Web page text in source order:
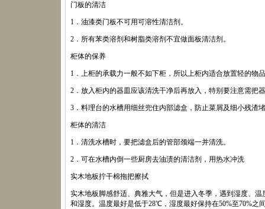
门板的清洁
1．油漆类门板不可用可溶性清洁剂。
2．所有苯类溶剂和树脂类溶剂不宜做面板清洁剂。
柜体的保养
1．上柜的承载力一般不如下柜，所以上柜内适合放置轻的物
2．放入柜内的器皿应该清洗干净后再放入，特别要注意需把
3．料理台的水槽用细丝兜住内部滤盒，防止菜屑及细小残渣
柜体的清洁
1．清洗水槽时，要把滤盒后的管部颈端一并清洗。
2．可在水槽内倒一些厨房去油渍的清洁剂，用热水冲洗
实木地板拧干棉拖把擦拭
实木地板脚感舒适、典雅大气，但是进入冬季，遇到湿度、
和湿度。温度最好是低于28℃，湿度最好保持在50%至70%之